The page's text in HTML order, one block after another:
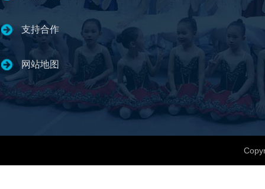
支持合作
网站地图